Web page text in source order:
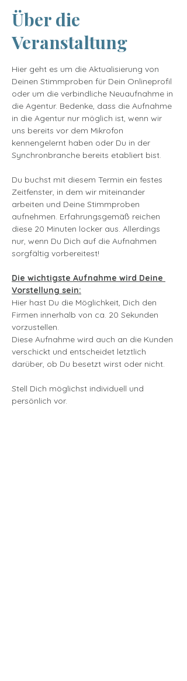
Über die
Veranstaltung
Hier geht es um die Aktualisierung von
Deinen Stimmproben für Dein Onlineprofil
oder um die verbindliche Neuaufnahme in
die Agentur. Bedenke, dass die Aufnahme
in die Agentur nur möglich ist, wenn wir
uns bereits vor dem Mikrofon
kennengelernt haben oder Du in der
Synchronbranche bereits etabliert bist.
Du buchst mit diesem Termin ein festes
Zeitfenster, in dem wir miteinander
arbeiten und Deine Stimmproben
aufnehmen. Erfahrungsgemäß reichen
diese 20 Minuten locker aus. Allerdings
nur, wenn Du Dich auf die Aufnahmen
sorgfältig vorbereitest!
Die wichtigste Aufnahme wird Deine
Vorstellung sein:
Hier hast Du die Möglichkeit, Dich den
Firmen innerhalb von ca. 20 Sekunden
vorzustellen.
Diese Aufnahme wird auch an die Kunden
verschickt und entscheidet letztlich
darüber, ob Du besetzt wirst oder nicht.
Stell Dich möglichst individuell und
persönlich vor.